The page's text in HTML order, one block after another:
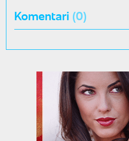
Komentari (0)